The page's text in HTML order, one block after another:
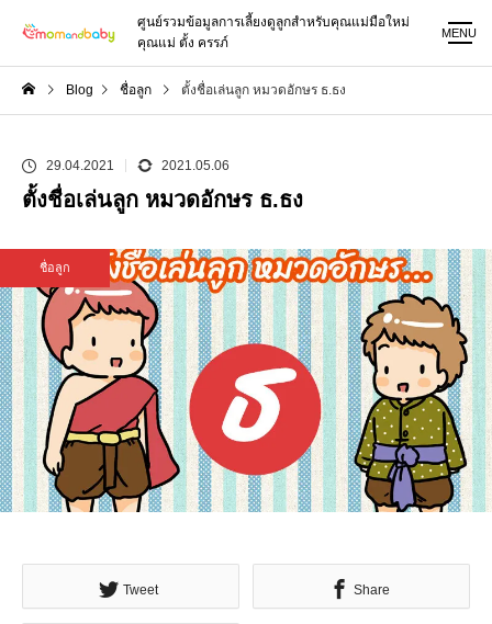
ศูนย์รวมข้อมูลการเลี้ยงดูลูกสำหรับคุณแม่มือใหม่
คุณแม่ ตั้ง ครรภ์
MENU
Blog ชื่อลูก ตั้งชื่อเล่นลูก หมวดอักษร ธ.ธง
29.04.2021 2021.05.06
ตั้งชื่อเล่นลูก หมวดอักษร ธ.ธง
ชื่อลูก
Tweet Share